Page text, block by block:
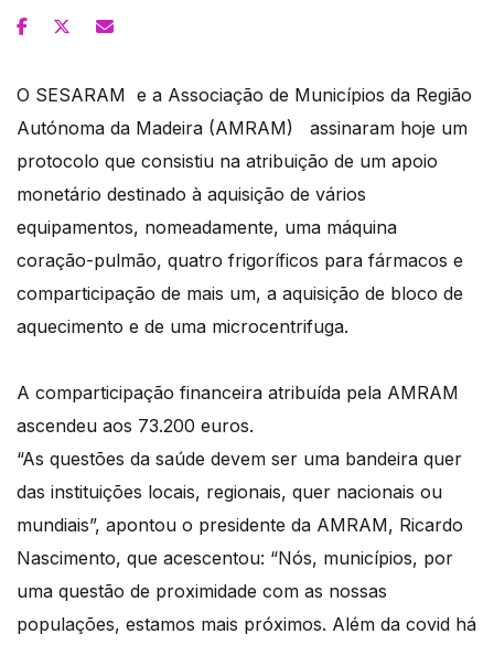
O SESARAM e a Associação de Municípios da Região
Autónoma da Madeira (AMRAM) assinaram hoje um
protocolo que consistiu na atribuição de um apoio
monetário destinado à aquisição de vários
equipamentos, nomeadamente, uma máquina
coração-pulmão, quatro frigoríficos para fármacos e
comparticipação de mais um, a aquisição de bloco de
aquecimento e de uma microcentrifuga.
A comparticipação financeira atribuída pela AMRAM
ascendeu aos 73.200 euros.
“As questões da saúde devem ser uma bandeira quer
das instituições locais, regionais, quer nacionais ou
mundiais”, apontou o presidente da AMRAM, Ricardo
Nascimento, que acescentou: “Nós, municípios, por
uma questão de proximidade com as nossas
populações, estamos mais próximos. Além da covid há